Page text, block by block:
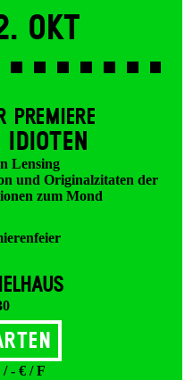
Okt
PREMIERE
Lensing
und Originalzitaten der
zum Mond
/ - € / F